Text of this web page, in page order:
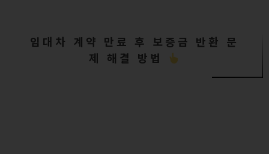
임대차 계약 만료 후 보증금 반환 문
제 해결 방법